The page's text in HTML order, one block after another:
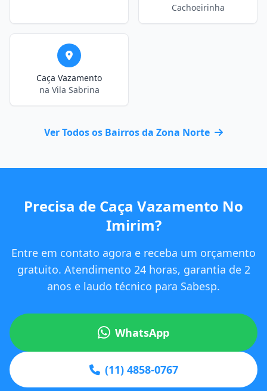
Cachoeirinha
Caça Vazamento
na Vila Sabrina
Ver Todos os Bairros da Zona Norte
Precisa de Caça Vazamento No
Imirim?
Entre em contato agora e receba um orçamento
gratuito. Atendimento 24 horas, garantia de 2
anos e laudo técnico para Sabesp.
WhatsApp
(11) 4858-0767